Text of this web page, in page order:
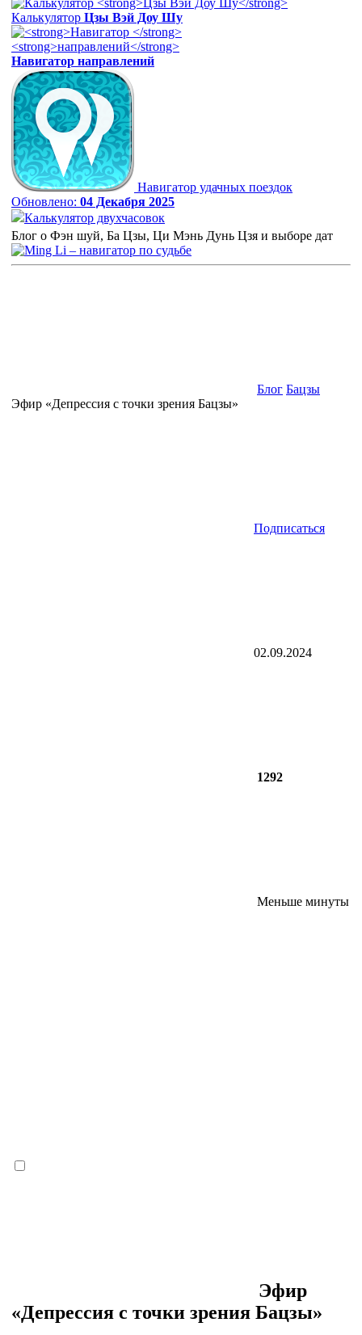
Калькулятор Цзы Вэй Доу Шу
Навигатор направлений
Навигатор удачных поездок
Обновлено: 04 Декабря 2025
Калькулятор двухчасовок
Блог о Фэн шуй, Ба Цзы, Ци Мэнь Дунь Цзя и выборе дат
Блог Бацзы
Эфир «Депрессия с точки зрения Бацзы»
Подписаться
02.09.2024
1292
Меньше минуты
Эфир
«Депрессия с точки зрения Бацзы»